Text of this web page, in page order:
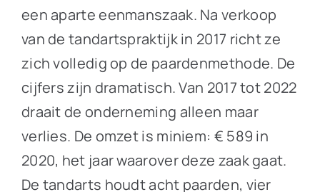
een aparte eenmanszaak. Na verkoop
van de tandartspraktijk in 2017 richt ze
zich volledig op de paardenmethode. De
cijfers zijn dramatisch. Van 2017 tot 2022
draait de onderneming alleen maar
verlies. De omzet is miniem: € 589 in
2020, het jaar waarover deze zaak gaat.
De tandarts houdt acht paarden, vier